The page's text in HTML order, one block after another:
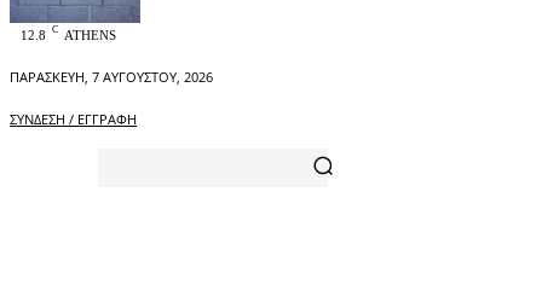
12.8 C ATHENS
ΠΑΡΑΣΚΕΥΉ, 7 ΑΥΓΟΎΣΤΟΥ, 2026
ΣΎΝΔΕΣΗ / ΕΓΓΡΑΦΉ